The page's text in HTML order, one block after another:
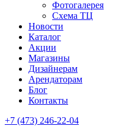
Фотогалерея
Схема ТЦ
Новости
Каталог
Акции
Магазины
Дизайнерам
Арендаторам
Блог
Контакты
+7 (473) 246-22-04